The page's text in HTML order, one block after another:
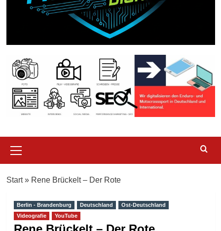
Menu
Start» Rene Brückelt – Der Rote
Berlin - Brandenburg Deutschland
Ost-Deutschland
Videografie
YouTube